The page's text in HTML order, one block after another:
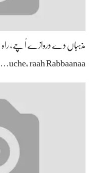
uche, raah Rabbaanaa…